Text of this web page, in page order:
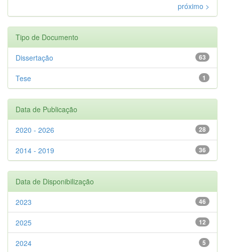
próximo >
Tipo de Documento
63
Dissertação
1
Tese
Data de Publicação
28
2020 - 2026
36
2014 - 2019
Data de Disponibilização
46
2023
12
2025
5
2024